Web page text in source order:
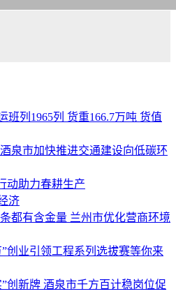
班列1965列 货重166.7万吨 货值
泉市加快推进交通建设向低碳环
动助力春耕生产
济
都有含金量 兰州市优化营商环境
创业引领工程系列选拔赛等你来
创新牌 酒泉市千方百计稳岗位促